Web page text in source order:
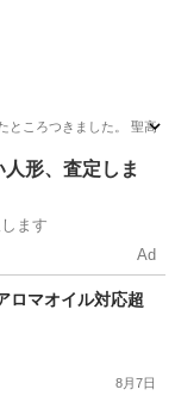
ころつきました。 聖高
人形、査定しま
ます
Ad
ロマオイル対応超
8月7日